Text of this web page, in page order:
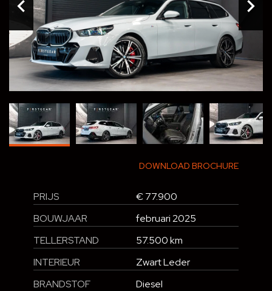
DOWNLOAD BROCHURE
PRIJS
€ 77.900
BOUWJAAR
februari 2025
TELLERSTAND
57.500 km
INTERIEUR
Zwart Leder
BRANDSTOF
Diesel